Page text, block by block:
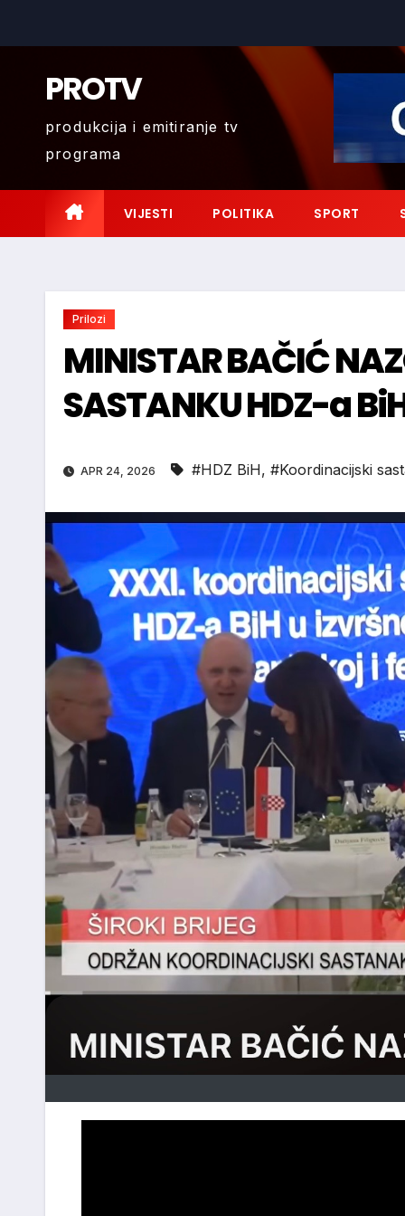
PROTV
produkcija i emitiranje tv
programa
VIJESTI POLITIKA SPORT
Prilozi
MINISTAR BAČIĆ
SASTANKU HDZ-a
APR 24, 2026 #HDZ BiH, #Koordinacijski